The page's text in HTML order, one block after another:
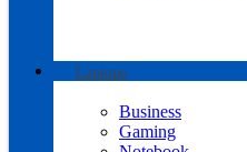
Laptope
Business
Gaming